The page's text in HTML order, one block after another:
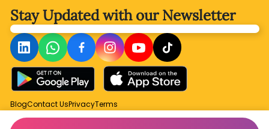
نظر کہانی میں شوکت تھانوی پطرس بخاری کا ایک خاکہ
ہمارے سامنے پیش کرتے ہیں ۔ قیامِ پاکستان کے بعد اردو
ادب میں پطرس بخاری کا قد ان کے ہم عصروں میں بہت بلند
نظر آتا ہے اور اس کا اعتراف اپنے وقت کے نام ور اہلِ قلم
بھی کرتے تھے۔مصنف کی ملاقات کب اور کیسے پطرس بخاری سے
Stay Updated withour Newsletter
BlogContact UsPrivacyTerms